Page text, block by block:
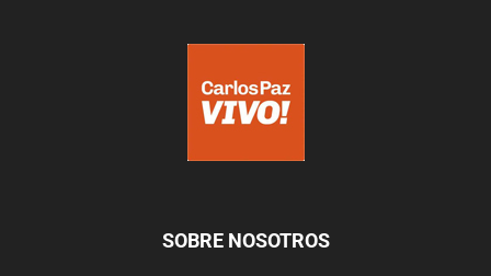
SOBRE NOSOTROS